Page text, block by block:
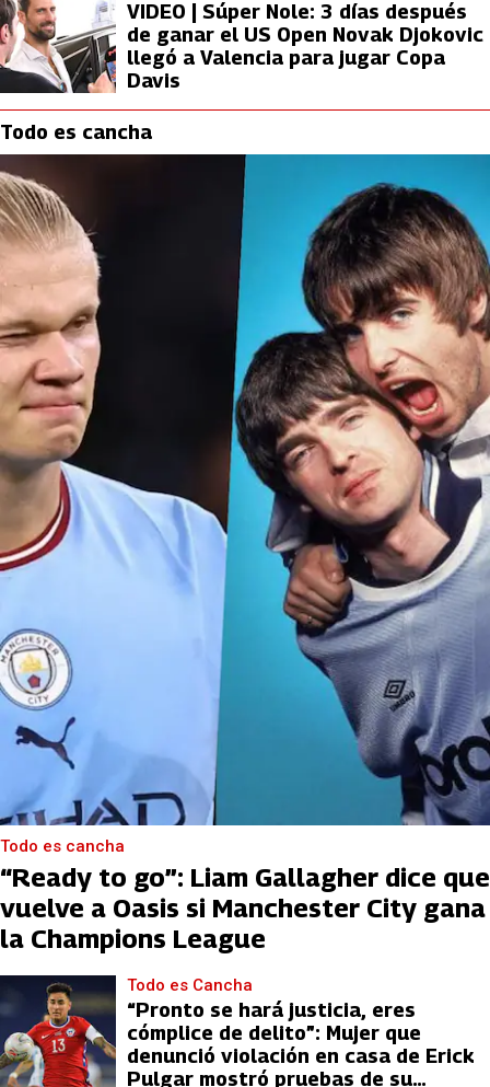
VIDEO | Súper Nole: 3 días después
de ganar el US Open Novak Djokovic
llegó a Valencia para jugar Copa
Davis
Todo es cancha
Todo es cancha
“Ready to go”: Liam Gallagher dice que
vuelve a Oasis si Manchester City gana
la Champions League
Todo es Cancha
“Pronto se hará justicia, eres
cómplice de delito”: Mujer que
denunció violación en casa de Erick
Pulgar mostró pruebas de su